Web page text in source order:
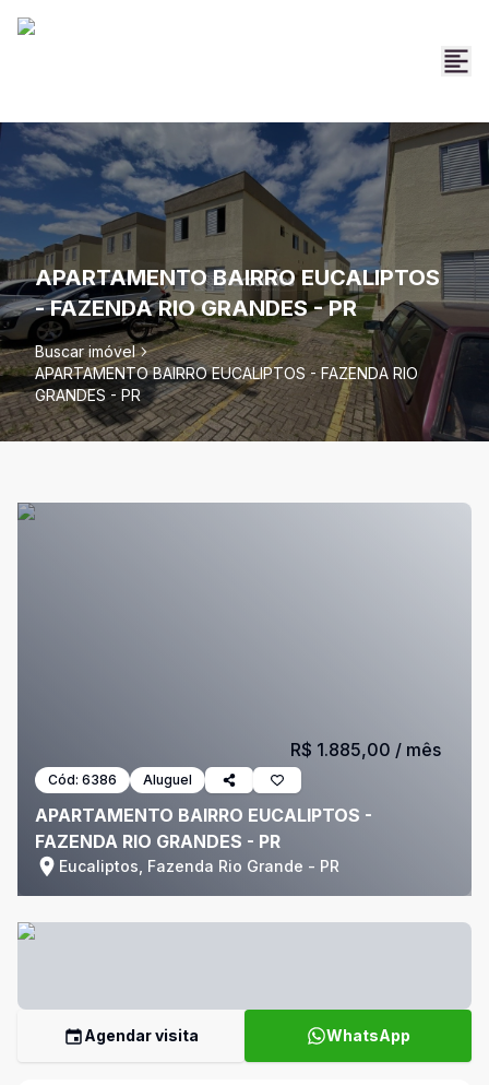
APARTAMENTO BAIRRO EUCALIPTOS
- FAZENDA RIO GRANDES - PR
Buscar imóvel
APARTAMENTO BAIRRO EUCALIPTOS - FAZENDA RIO
GRANDES - PR
Cód: 6386 Aluguel
APARTAMENTO BAIRRO EUCALIPTOS -
FAZENDA RIO GRANDES - PR
Eucaliptos, Fazenda Rio Grande - PR
R$ 1.885,00 / mês
Agendar visita WhatsApp